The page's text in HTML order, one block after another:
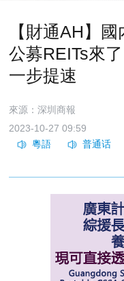
【財通AH】
公募REITs來
一步提速
來源：深圳商報
2023-10-27 09:59